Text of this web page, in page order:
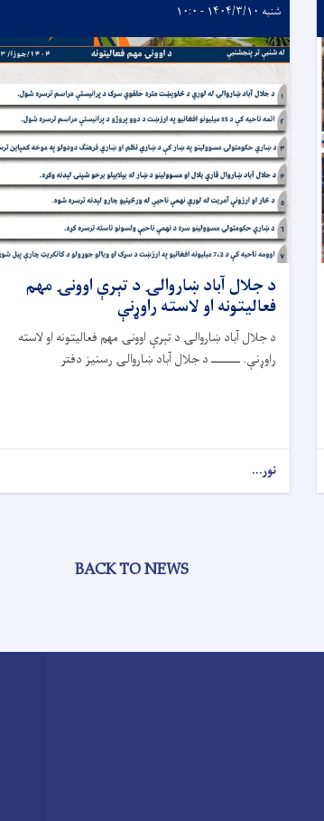
شنبه ۱۴۰۴/۳/۱۰ - ۱۰:۰
د جلال آباد ښاروالۍ د تېرې اوونۍ مهم
فعالیتونه او لاسته راوړنې
د جلال آباد ښاروالۍ د تېرې اوونۍ مهم فعالیتونه او لاسته
راوړنې. ــــــــ د جلال آباد ښاروالۍ رسنیز دفتر
نور...
BACK TO NEWS